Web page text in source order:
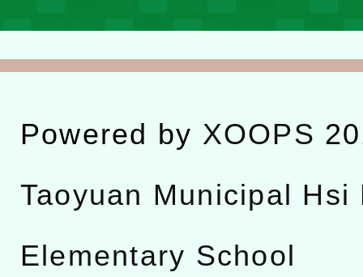
Powered by XOOPS
Taoyuan Municipal Hsi
Elementary School